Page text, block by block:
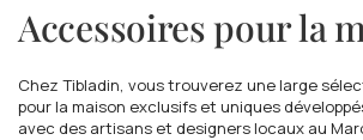
Accessoires pour la
Chez Tibladin, vous trouverez une large
pour la maison exclusifs et uniques
avec des artisans et designers locaux au